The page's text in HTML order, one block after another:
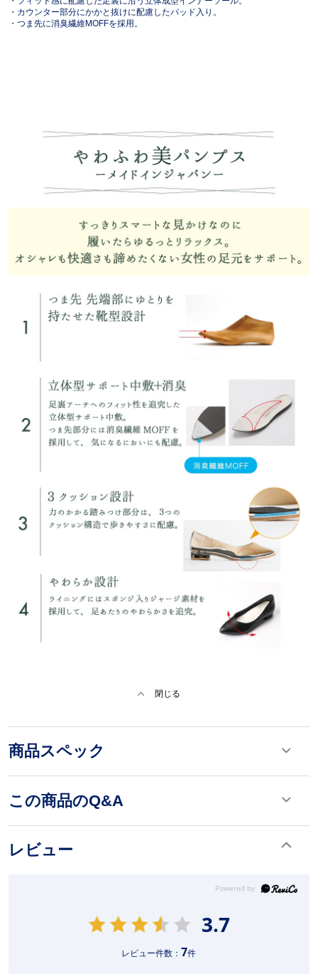
・カウンター部分にかかと抜けに配慮したパッド入り。
・つま先に消臭繊維MOFFを採用。
閉じる
商品スペック
この商品のQ&A
レビュー
3.7
レビュー件数：7件